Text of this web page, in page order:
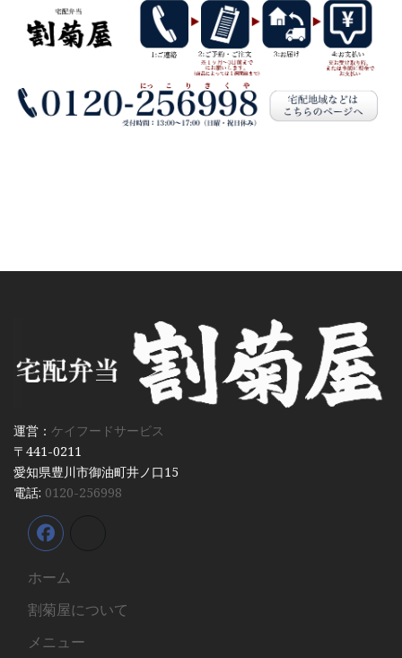
運営： ケイフードサービス
〒441-0211
愛知県豊川市御油町井ノ口15
電話: 0120-256998
ホーム
割菊屋について
メニュー